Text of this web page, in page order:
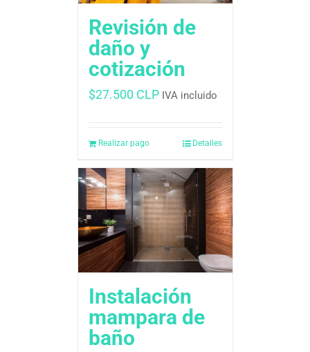
Revisión de
daño y
cotización
$27.500 CLP IVA incluido
Realizar pago Detalles
Instalación
mampara de
baño